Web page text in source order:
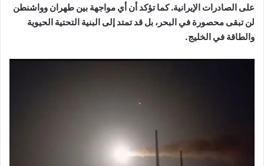
على الصادرات الإيرانية. كما تؤكد أن أي مواجهة بين طهران وواشنطن
لن تبقى محصورة في البحر، بل قد تمتد إلى البنية التحتية الحيوية
والطاقة في الخليج.